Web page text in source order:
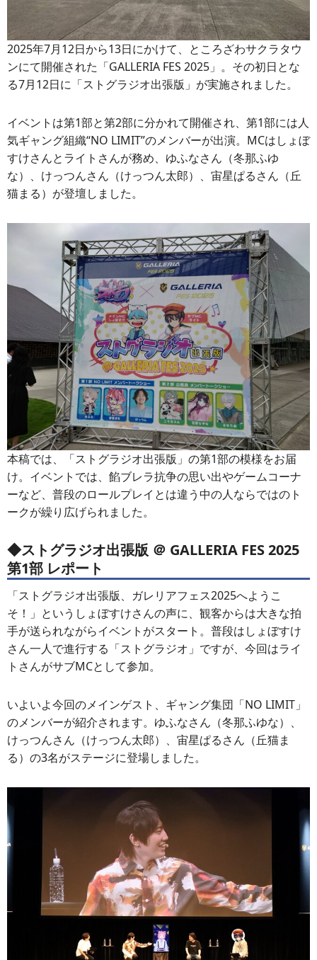
2025年7月12日から13日にかけて、ところざわサクラタウ
ンにて開催された「GALLERIA FES 2025」。その初日とな
る7月12日に「ストグラジオ出張版」が実施されました。
イベントは第1部と第2部に分かれて開催され、第1部には人
気ギャング組織“NO LIMIT”のメンバーが出演。MCはしょぼ
すけさんとライトさんが務め、ゆふなさん（冬那ふゆ
な）、けっつんさん（けっつん太郎）、宙星ぱるさん（丘
猫まる）が登壇しました。
本稿では、「ストグラジオ出張版」の第1部の模様をお届
け。イベントでは、餡ブレラ抗争の思い出やゲームコーナ
ーなど、普段のロールプレイとは違う中の人ならではのト
ークが繰り広げられました。
◆ストグラジオ出張版 ＠ GALLERIA FES 2025
第1部 レポート
「ストグラジオ出張版、ガレリアフェス2025へようこ
そ！」というしょぼすけさんの声に、観客からは大きな拍
手が送られながらイベントがスタート。普段はしょぼすけ
さん一人で進行する「ストグラジオ」ですが、今回はライ
トさんがサブMCとして参加。
いよいよ今回のメインゲスト、ギャング集団「NO LIMIT」
のメンバーが紹介されます。ゆふなさん（冬那ふゆな）、
けっつんさん（けっつん太郎）、宙星ぱるさん（丘猫ま
る）の3名がステージに登場しました。